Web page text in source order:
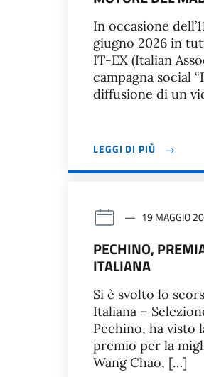
In occasione
giugno 2026 in
IT-EX (Italian
campagna social
diffusione di un
LEGGI DI PIÙ
19 MAGGIO
PECHINO,
ITALIANA
Si è svolto lo
Italiana –
Pechino, ha visto
premio per la
Wang Chao, […]